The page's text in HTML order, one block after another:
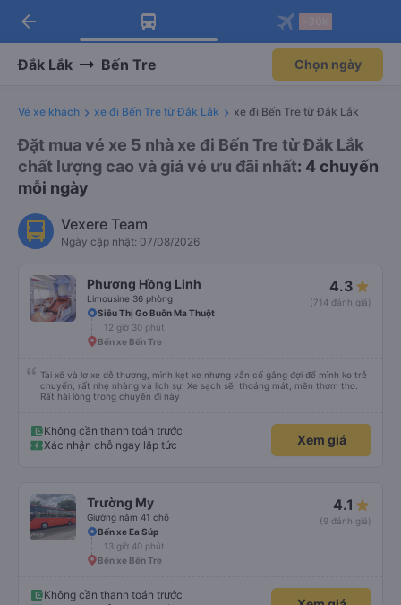
Tải app Vexere ngay!
Nhận ưu đãi thành viên độc
Mở app
Tải app Vexere
-30k/ghế khi đặt vé máy bay qua
Mở app
arrow_back
Đắk Lắk Bến Tre Chọn ngày
Vé xe khách xe đi Bến Tre từ Đắk Lắk xe đi Bến Tre từ Đắk Lắk
Đặt mua vé xe 5 nhà xe đi Bến Tre từ Đắk Lắk
chất lượng cao và giá vé ưu đãi nhất: 4 chuyến
mỗi ngày
Vexere Team
Ngày cập nhật: 07/08/2026
Phương Hồng Linh
Limousine 36 phòng
4.3
(714 đánh giá)
Siêu Thị Go Buôn Ma Thuột
12 giờ 30 phút
Bến xe Bến Tre
Tài xế và lơ xe dễ thương, mình kẹt xe nhưng vẫn cố gắng đợi để mình ko trễ
chuyến, rất nhẹ nhàng và lịch sự. Xe sạch sẽ, thoáng mát, mền thơm tho.
Rất hài lòng trong chuyến đi này
Không cần thanh toán trước
Xác nhận chỗ ngay lập tức
Xem giá
Trường My
Giường nằm 41 chỗ
4.1
(9 đánh giá)
Bến xe Ea Súp
13 giờ 40 phút
Bến xe Bến Tre
Không cần thanh toán trước